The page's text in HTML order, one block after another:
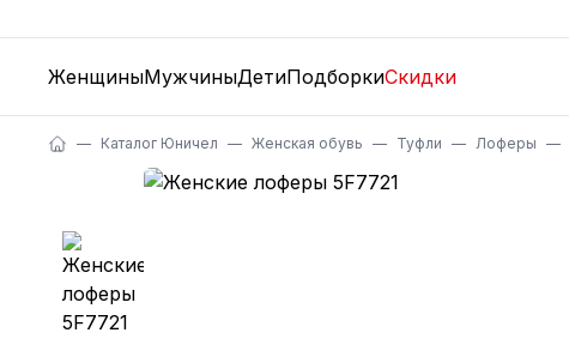
ЖенщиныМужчиныДетиПодборкиСкидки
Каталог Юничел Женская обувь Туфли Лоферы